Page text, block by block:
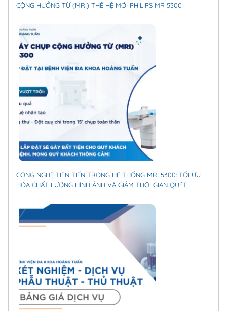
CỘNG HƯỞNG TỪ (MRI) THẾ HỆ MỚI PHILIPS MR 5300
CÔNG NGHỆ TIÊN TIẾN TRONG HỆ THỐNG MRI 5300: TỐI ƯU
HÓA CHẤT LƯỢNG HÌNH ẢNH VÀ GIẢM THỜI GIAN QUÉT